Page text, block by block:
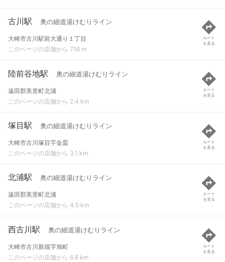
古川駅 奥の細道湯けむりライン
大崎市古川駅前大通り１丁目
このページの店舗から 716 m
ルート
を見る
陸前谷地駅 奥の細道湯けむりライン
遠田郡美里町北浦
このページの店舗から 2.4 km
ルート
を見る
塚目駅 奥の細道湯けむりライン
大崎市古川塚目字金皿
このページの店舗から 3.1 km
ルート
を見る
北浦駅 奥の細道湯けむりライン
遠田郡美里町北浦
このページの店舗から 4.5 km
ルート
を見る
西古川駅 奥の細道湯けむりライン
大崎市古川新堀字旭町
このページの店舗から 6.8 km
ルート
を見る